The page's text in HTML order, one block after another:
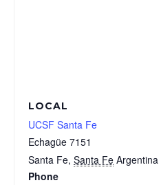
LOCAL
UCSF Santa Fe
Echagüe 7151
Santa Fe, Santa Fe Argentina
Phone